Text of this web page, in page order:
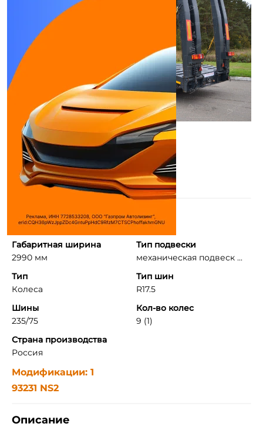
Погрузочная высота
860 мм
Длина
12,91 м
Габаритная ширина
2990 мм
Тип подвески
механическая подвеск ...
Тип
Колеса
Тип шин
R17.5
Шины
235/75
Кол-во колес
9 (1)
Страна производства
Россия
Модификации: 1
93231 NS2
Описание